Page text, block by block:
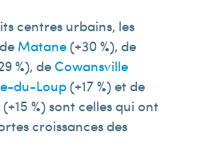
centres urbains, les
Matane(+30 %), de
%), deCowansville
du-Loup(+17 %) et de
(+15 %) sont celles qui ont
croissances des